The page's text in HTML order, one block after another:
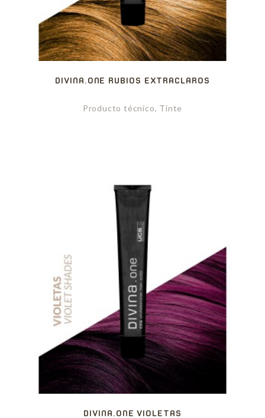
DIVINA.ONE RUBIOS EXTRACLAROS
Producto técnico, Tinte
DIVINA.ONE VIOLETAS